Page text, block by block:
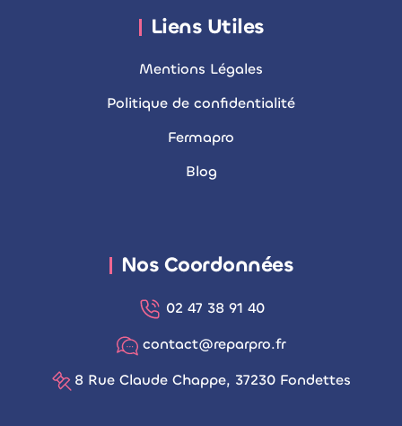
Liens Utiles
Mentions Légales
Politique de confidentialité
Fermapro
Blog
Nos Coordonnées
02 47 38 91 40
contact@reparpro.fr
8 Rue Claude Chappe, 37230 Fondettes